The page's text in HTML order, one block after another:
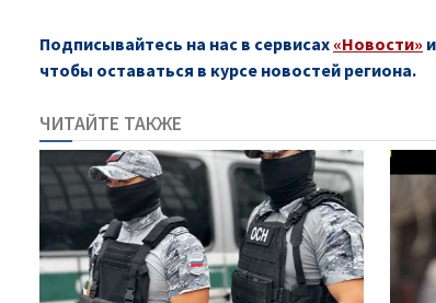
Подписывайтесь на нас в сервисах «Новости» и
чтобы оставаться в курсе новостей региона.
ЧИТАЙТЕ ТАКЖЕ